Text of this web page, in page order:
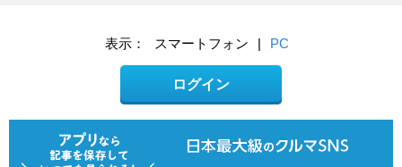
表示： スマートフォン | PC
ログイン